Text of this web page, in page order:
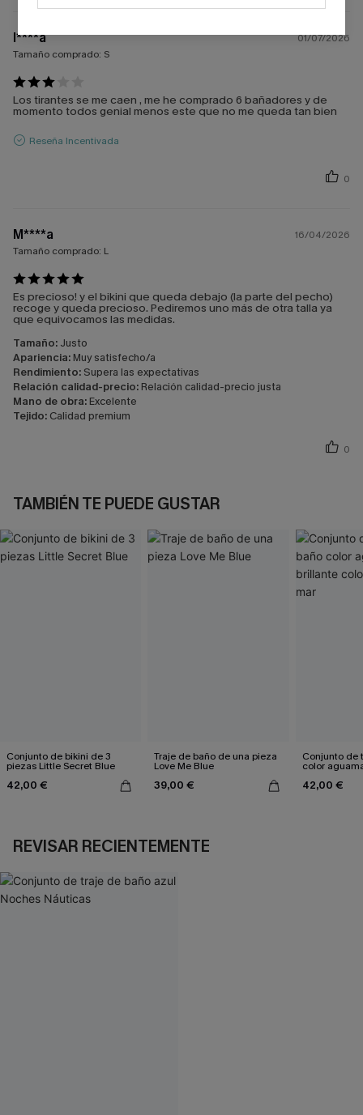
l****a
01/07/2026
Tamaño comprado: S
Los tirantes se me caen , me he comprado 6 bañadores y de
momento todos genial menos este que no me queda tan bien
Reseña Incentivada
0
M****a
16/04/2026
Tamaño comprado: L
Es precioso! y el bikini que queda debajo (la parte del pecho)
recoge y queda precioso. Pediremos uno más de otra talla ya
que equivocamos las medidas.
Tamaño: Justo
Apariencia: Muy satisfecho/a
Rendimiento: Supera las expectativas
Relación calidad-precio: Relación calidad-precio justa
Mano de obra: Excelente
Tejido: Calidad premium
0
TAMBIÉN TE PUEDE GUSTAR
Conjunto de bikini de 3
piezas Little Secret Blue
42,00 €
Traje de baño de una pieza
Love Me Blue
39,00 €
Conjunto de
color
42,00 €
REVISAR RECIENTEMENTE